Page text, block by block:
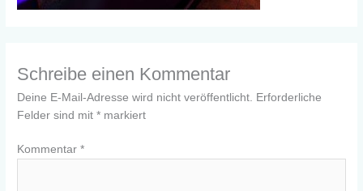
Schreibe einen Kommentar
Deine E-Mail-Adresse wird nicht veröffentlicht. Erforderliche
Felder sind mit* markiert
Kommentar*